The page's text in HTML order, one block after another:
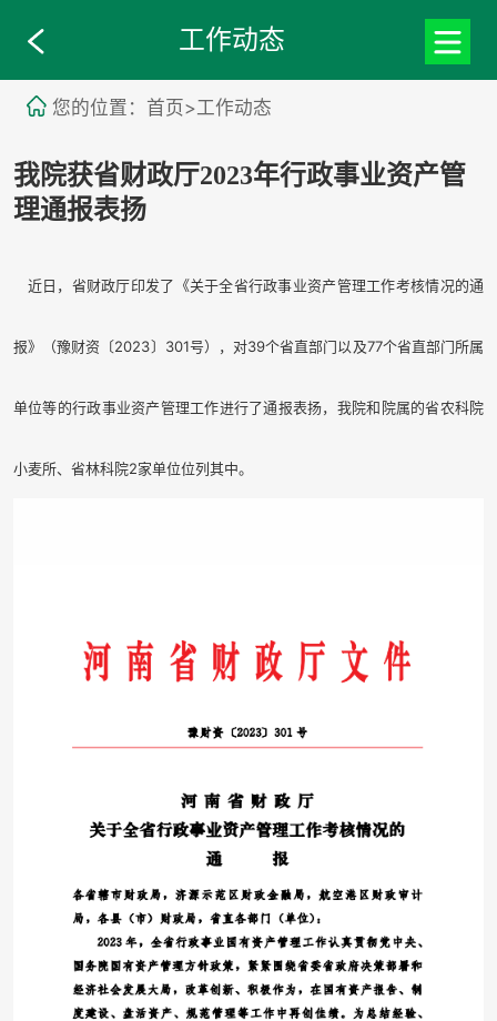
工作动态
您的位置：首页>工作动态
我院获省财政厅2023年行政事业资产管
理通报表扬
近日，省财政厅印发了《关于全省行政事业资产管理工作考核情况的通
报》（豫财资 〔2023〕 301号），对39个省直部门以及77个省直部门所属
单位等的行政事业资产管理工作进行了通报表扬， 我院和院属的省农科院
小麦所、省林科院2家单位位列其中。